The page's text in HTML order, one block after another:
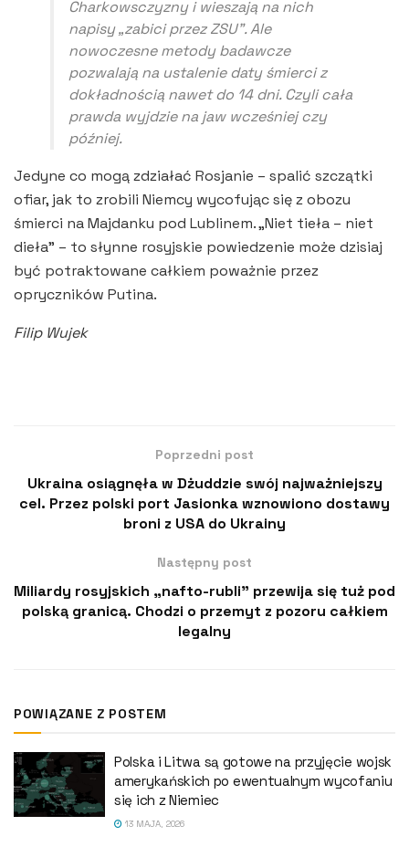
Charkowsczyzny i wieszają na nich
napisy „zabici przez ZSU”. Ale
nowoczesne metody badawcze
pozwalają na ustalenie daty śmierci z
dokładnością nawet do 14 dni. Czyli cała
prawda wyjdzie na jaw wcześniej czy
później.
Jedyne co mogą zdziałać Rosjanie – spalić szczątki
ofiar, jak to zrobili Niemcy wycofując się z obozu
śmierci na Majdanku pod Lublinem. „Niet tieła – niet
dieła” – to słynne rosyjskie powiedzenie może dzisiaj
być potraktowane całkiem poważnie przez
opryczników Putina.
Filip Wujek
Poprzedni post
Ukraina osiągnęła w Dżuddzie swój najważniejszy
cel. Przez polski port Jasionka wznowiono dostawy
broni z USA do Ukrainy
Następny post
Miliardy rosyjskich „nafto-rubli” przewija się tuż pod
polską granicą. Chodzi o przemyt z pozoru całkiem
legalny
POWIĄZANE Z POSTEM
Polska i Litwa są gotowe na przyjęcie wojsk
amerykańskich po ewentualnym wycofaniu
się ich z Niemiec
13 MAJA, 2026